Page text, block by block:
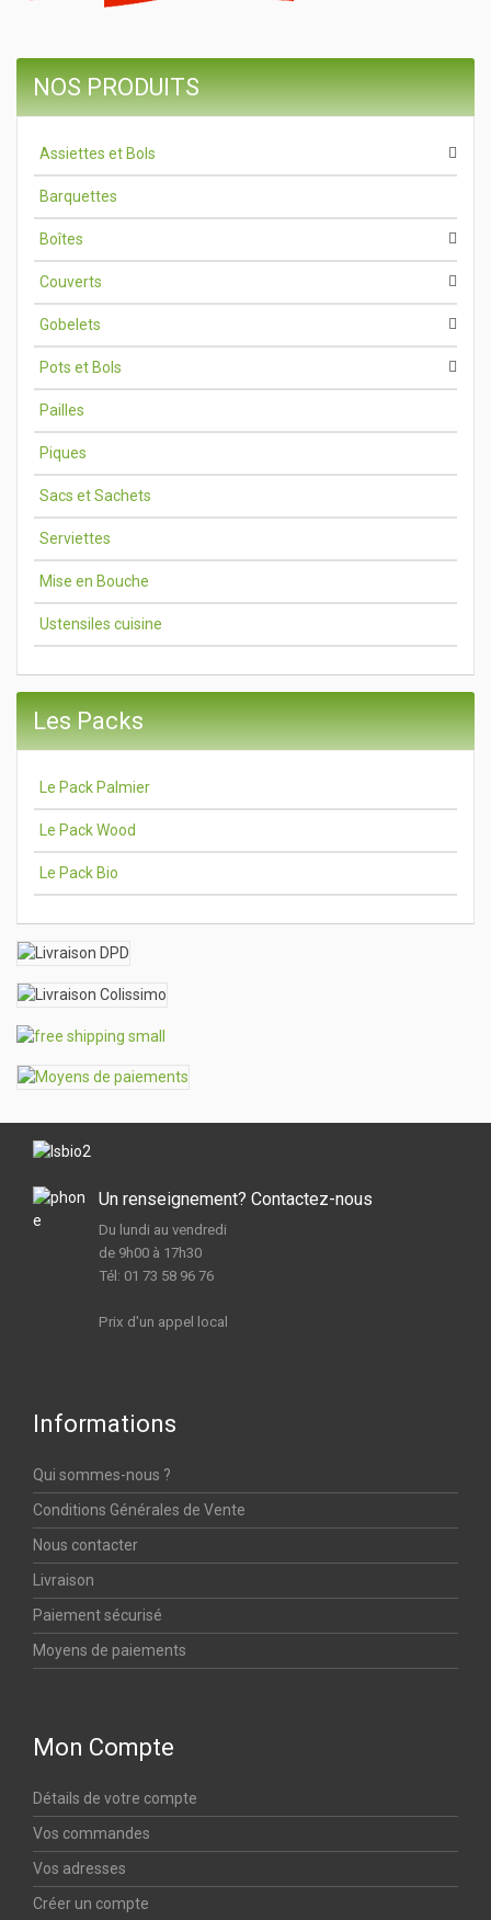
NOS PRODUITS
Assiettes et Bols
Barquettes
Boîtes
Couverts
Gobelets
Pots et Bols
Pailles
Piques
Sacs et Sachets
Serviettes
Mise en Bouche
Ustensiles cuisine
Les Packs
Le Pack Palmier
Le Pack Wood
Le Pack Bio
Un renseignement? Contactez-nous
Du lundi au vendredi
de 9h00 à 17h30
Tél: 01 73 58 96 76
Prix d'un appel local
Informations
Qui sommes-nous ?
Conditions Générales de Vente
Nous contacter
Livraison
Paiement sécurisé
Moyens de paiements
Mon Compte
Détails de votre compte
Vos commandes
Vos adresses
Créer un compte